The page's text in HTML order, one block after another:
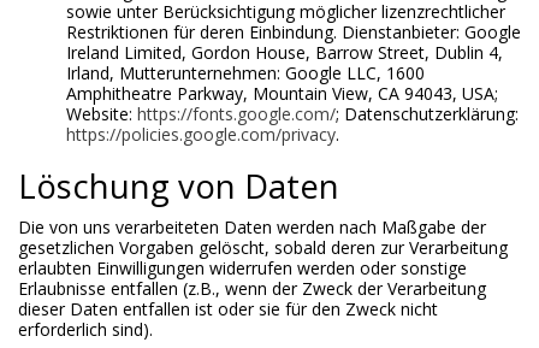
sowie unter Berücksichtigung möglicher lizenzrechtlicher
Restriktionen für deren Einbindung. Dienstanbieter: Google
Ireland Limited, Gordon House, Barrow Street, Dublin 4,
Irland, Mutterunternehmen: Google LLC, 1600
Amphitheatre Parkway, Mountain View, CA 94043, USA;
Website: https://fonts.google.com/; Datenschutzerklärung:
https://policies.google.com/privacy.
Löschung von Daten
Die von uns verarbeiteten Daten werden nach Maßgabe der
gesetzlichen Vorgaben gelöscht, sobald deren zur Verarbeitung
erlaubten Einwilligungen widerrufen werden oder sonstige
Erlaubnisse entfallen (z.B., wenn der Zweck der Verarbeitung
dieser Daten entfallen ist oder sie für den Zweck nicht
erforderlich sind).